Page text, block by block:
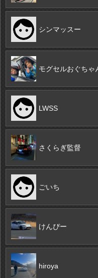
シンマッスー
モグセルおぐちゃ
LWSS
さくらぎ監督
ごいち
けんぴー
hiroya